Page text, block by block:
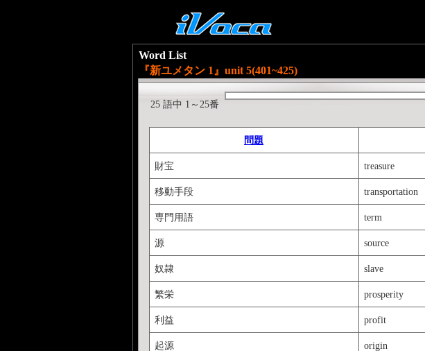
Word List
『新ユメタン 1』unit 5(401~425)
25 語中 1～25番
問題
財宝 treasure
移動手段 transportation
専門用語 term
源 source
奴隷 slave
繁栄 prosperity
利益 profit
起源 origin